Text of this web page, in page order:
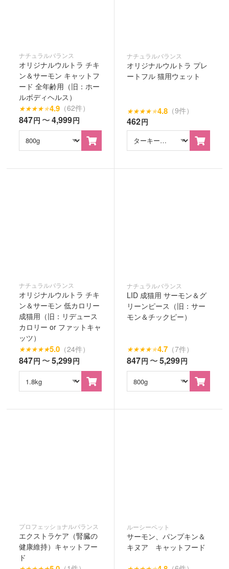
ナチュラルバランス
オリジナルウルトラ チキ
ン＆サーモン キャットフ
ード 全年齢用（旧：ホー
ルボディヘルス）
★★★★★4.9 （62件）
847円 〜4,999円
ナチュラルバランス
オリジナルウルトラ プレ
ートフル 猫用ウェット
★★★★★4.8（9件）
462円
ナチュラルバランス
オリジナルウルトラ チキ
ン＆サーモン 低カロリー
成猫用（旧：リデュース
カロリー or ファットキャ
ッツ）
★★★★★5.0 （24件）
847円 〜5,299円
ナチュラルバランス
LID 成猫用 サーモン＆グ
リーンピース（旧：サー
モン＆チックピー）
★★★★★4.7（7件）
847円 〜5,299円
プロフェッショナルバランス
エクストラケア（腎臓の
健康維持）キャットフー
ド
ルーシーペット
サーモン、パンプキン＆
キヌア キャットフード